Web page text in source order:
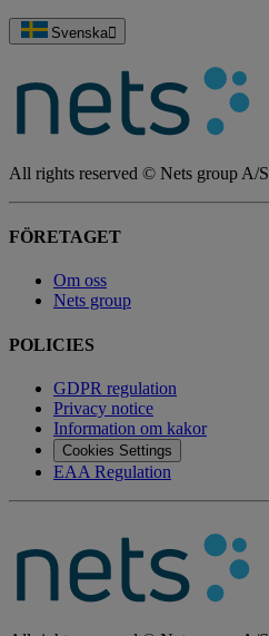
Svenska
All rights reserved © Nets group A/S
FÖRETAGET
Om oss
Nets group
POLICIES
GDPR regulation
Privacy notice
Information om kakor
Cookies Settings
EAA Regulation